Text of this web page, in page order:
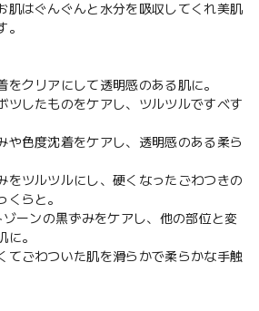
肌はぐんぐんと水分を吸収してくれ美肌
をクリアにして透明感のある肌に。
ツしたものをケアし、ツルツルですべす
や色度沈着をケアし、透明感のある柔ら
をツルツルにし、硬くなったごわつきの
くらと。
ゾーンの黒ずみをケアし、他の部位と変
。
てごわついた肌を滑らかで柔らかな手触